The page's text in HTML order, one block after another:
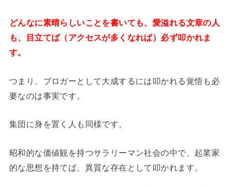
どんなに素晴らしいことを書いても、愛溢れる文章の人
も、目立てば（アクセスが多くなれば）必ず叩かれま
す。
つまり、ブロガーとして大成するには叩かれる覚悟も必
要なのは事実です。
集団に身を置く人も同様です。
昭和的な価値観を持つサラリーマン社会の中で、起業家
的な思想を持てば、異質な存在として叩かれます。